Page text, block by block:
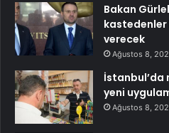
Bakan
kastedenler
verecek
Ağustos 8,
yeni
Ağustos 8,